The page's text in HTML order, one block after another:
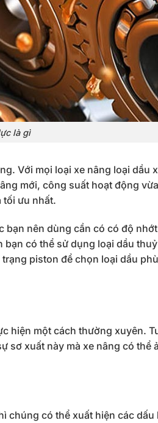
là gì
Với mọi loại xe nâng loại dầu
mới, công suất hoạt động
tối ưu nhất.
nên dùng cần có có độ
có thể sử dụng loại dầu
piston để chọn loại dầu
hiện một cách thường xuyên.
sơ xuất này mà xe nâng có thể
chúng có thể xuất hiện các dấu